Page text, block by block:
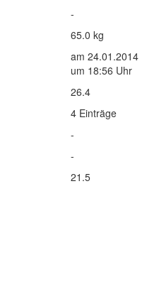
-
65.0 kg
am 24.01.2014
um 18:56 Uhr
26.4
4 Einträge
-
-
21.5